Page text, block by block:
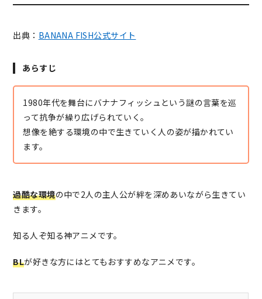
出典： BANANA FISH公式サイト
あらすじ
1980年代を舞台にバナナフィッシュという謎の言葉を巡
って抗争が繰り広げられていく。
想像を絶する環境の中で生きていく人の姿が描かれてい
ます。
過酷な環境の中で2人の主人公が絆を深めあいながら生きてい
きます。
知る人ぞ知る神アニメです。
BLが好きな方にはとてもおすすめなアニメです。